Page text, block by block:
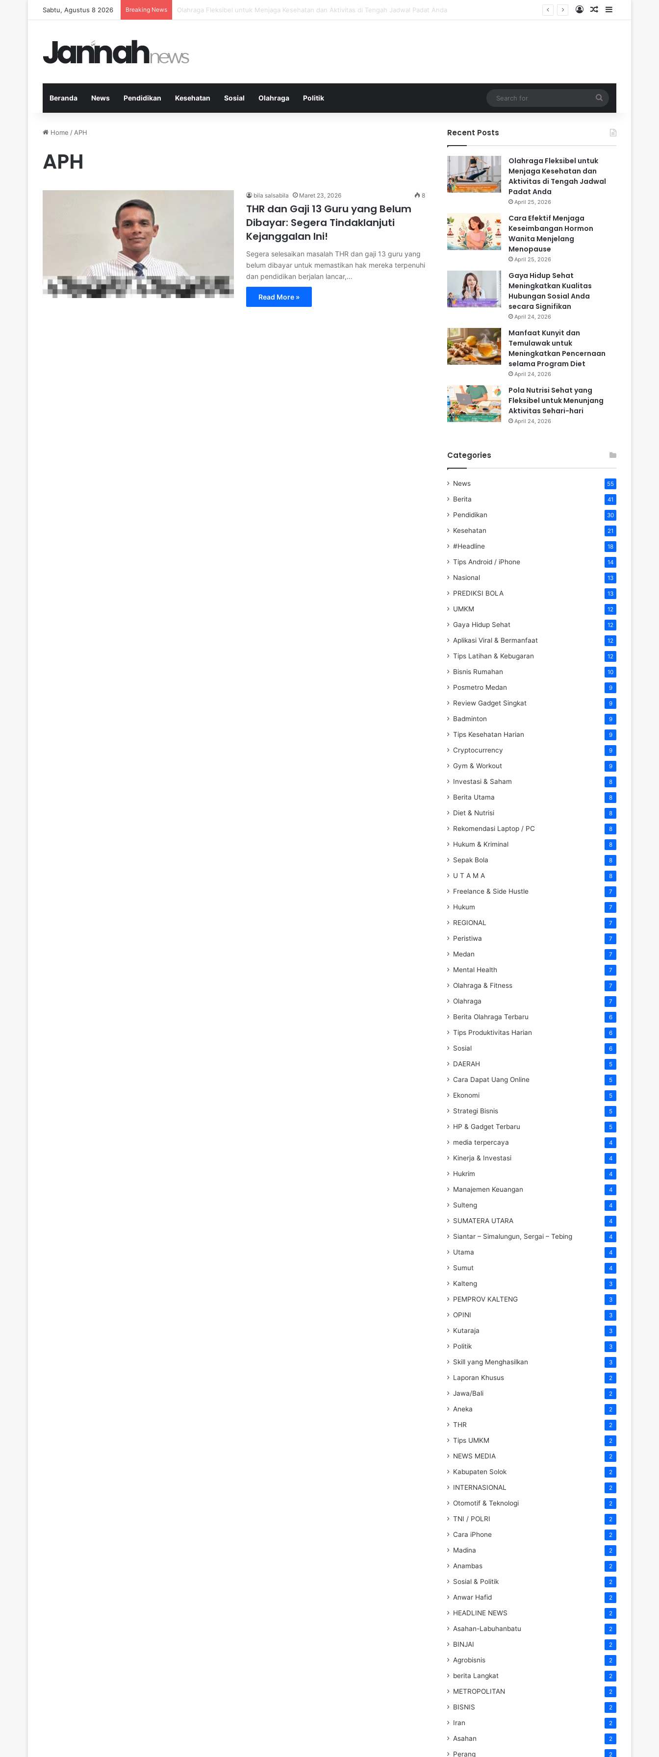
Sabtu, Agustus 8 2026 Breaking News Cara Efektif Menjaga Keseimbangan Hormon Wanita Menjelang Menopause Log InRandom Article
Sidebar
Beranda News Pendidikan Kesehatan Sosial Olahraga Politik
for
Home / APH
APH
bila salsabila Maret 23, 2026 8
THR dan Gaji 13 Guru yang Belum
Dibayar: Segera Tindaklanjuti
Kejanggalan Ini!
Segera selesaikan masalah THR dan gaji 13 guru yang
belum dibayar untuk memastikan hak mereka terpenuhi
dan pendidikan berjalan lancar,…
Read More »
Recent Posts
Olahraga Fleksibel untuk
Menjaga Kesehatan dan
Aktivitas di Tengah Jadwal
Padat Anda
April 25, 2026
Cara Efektif Menjaga
Keseimbangan Hormon
Wanita Menjelang
Menopause
April 25, 2026
Gaya Hidup Sehat
Meningkatkan Kualitas
Hubungan Sosial Anda
secara Signifikan
April 24, 2026
Manfaat Kunyit dan
Temulawak untuk
Meningkatkan Pencernaan
selama Program Diet
April 24, 2026
Pola Nutrisi Sehat yang
Fleksibel untuk Menunjang
Aktivitas Sehari-hari
April 24, 2026
Categories
News 55
Berita 41
Pendidikan 30
Kesehatan 21
#Headline 18
Tips Android / iPhone 14
Nasional 13
PREDIKSI BOLA 13
UMKM 12
Gaya Hidup Sehat 12
Aplikasi Viral & Bermanfaat 12
Tips Latihan & Kebugaran 12
Bisnis Rumahan 10
Posmetro Medan 9
Review Gadget Singkat 9
Badminton 9
Tips Kesehatan Harian 9
Cryptocurrency 9
Gym & Workout 9
Investasi & Saham 8
Berita Utama 8
Diet & Nutrisi 8
Rekomendasi Laptop / PC 8
Hukum & Kriminal 8
Sepak Bola 8
U T A M A 8
Freelance & Side Hustle 7
Hukum 7
REGIONAL 7
Peristiwa 7
Medan 7
Mental Health 7
Olahraga & Fitness 7
Olahraga 7
Berita Olahraga Terbaru 6
Tips Produktivitas Harian 6
Sosial 6
DAERAH 5
Cara Dapat Uang Online 5
Ekonomi 5
Strategi Bisnis 5
HP & Gadget Terbaru 5
media terpercaya 4
Kinerja & Investasi 4
Hukrim 4
Manajemen Keuangan 4
Sulteng 4
SUMATERA UTARA 4
Siantar – Simalungun, Sergai – Tebing 4
Utama 4
Sumut 4
Kalteng 3
PEMPROV KALTENG 3
OPINI 3
Kutaraja 3
Politik 3
Skill yang Menghasilkan 3
Laporan Khusus 2
Jawa/Bali 2
Aneka 2
THR 2
Tips UMKM 2
NEWS MEDIA 2
Kabupaten Solok 2
INTERNASIONAL 2
Otomotif & Teknologi 2
TNI / POLRI 2
Cara iPhone 2
Madina 2
Anambas 2
Sosial & Politik 2
Anwar Hafid 2
HEADLINE NEWS 2
Asahan-Labuhanbatu 2
BINJAI 2
Agrobisnis 2
berita Langkat 2
METROPOLITAN 2
BISNIS 2
Iran 2
Asahan 2
Perang 2